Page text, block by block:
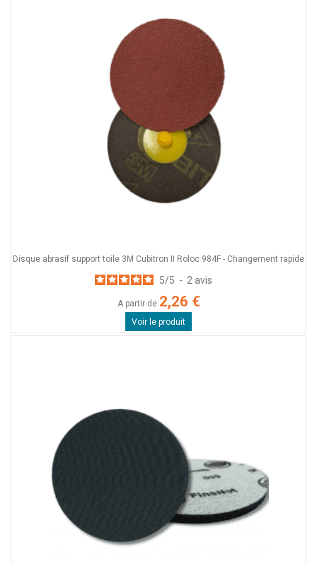
Disque abrasif support toile 3M Cubitron II Roloc 984F - Changement rapide
5/5 - 2 avis
A partir de 2,26 €
Voir le produit